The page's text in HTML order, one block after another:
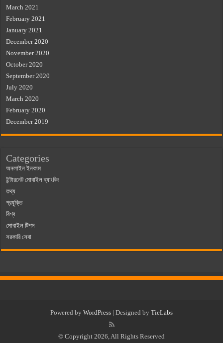
March 2021
February 2021
January 2021
December 2020
November 2020
October 2020
September 2020
July 2020
March 2020
February 2020
December 2019
Categories
অনলাইন ইনকাম
ইন্টারনেট মোবাইল ব্যাংকিং
তথ্য
প্রযুক্তি
বিশ্ব
মোবাইল টিপস
সরকারি সেবা
Powered by WordPress | Designed by TieLabs
© Copyright 2026, All Rights Reserved